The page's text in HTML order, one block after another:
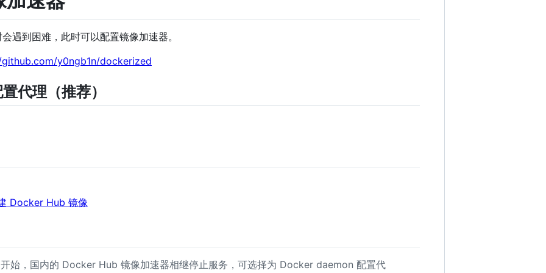
遇到困难，此时可以配置镜像加速器。
y0ngb1n/dockerized
代理（推荐）
Docker Hub 镜像
，国内的 Docker Hub 镜像加速器相继停止服务，可选择为 Docker daemon 配置代